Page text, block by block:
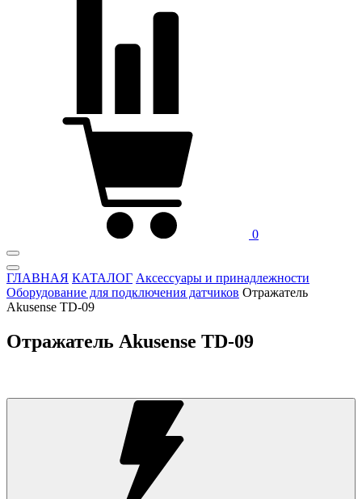
0
ГЛАВНАЯ КАТАЛОГ Аксессуары и принадлежности
Оборудование для подключения датчиков Отражатель
Akusense TD-09
Отражатель Akusense TD-09